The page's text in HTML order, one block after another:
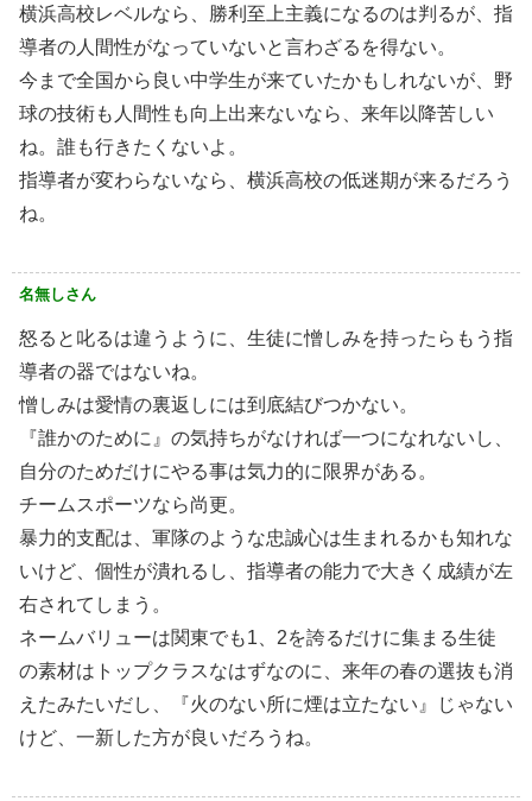
横浜高校レベルなら、勝利至上主義になるのは判るが、指
導者の人間性がなっていないと言わざるを得ない。
今まで全国から良い中学生が来ていたかもしれないが、野
球の技術も人間性も向上出来ないなら、来年以降苦しい
ね。誰も行きたくないよ。
指導者が変わらないなら、横浜高校の低迷期が来るだろう
ね。
名無しさん
怒ると叱るは違うように、生徒に憎しみを持ったらもう指
導者の器ではないね。
憎しみは愛情の裏返しには到底結びつかない。
『誰かのために』の気持ちがなければ一つになれないし、
自分のためだけにやる事は気力的に限界がある。
チームスポーツなら尚更。
暴力的支配は、軍隊のような忠誠心は生まれるかも知れな
いけど、個性が潰れるし、指導者の能力で大きく成績が左
右されてしまう。
ネームバリューは関東でも1、2を誇るだけに集まる生徒
の素材はトップクラスなはずなのに、来年の春の選抜も消
えたみたいだし、『火のない所に煙は立たない』じゃない
けど、一新した方が良いだろうね。